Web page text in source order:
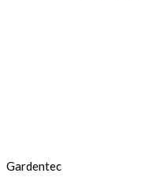
Gardentec